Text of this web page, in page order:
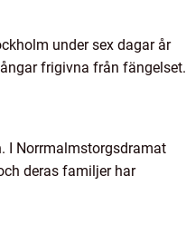
under sex dagar år
frigivna från fängelset.
I Norrmalmstorgsdramat
deras familjer har